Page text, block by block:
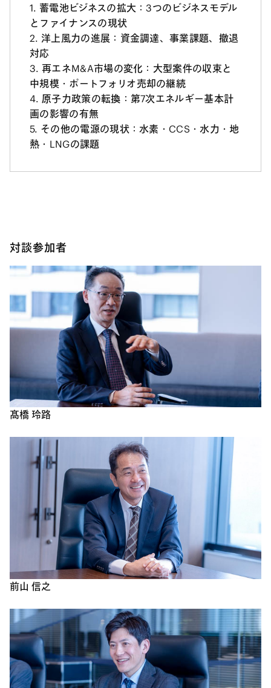
蓄電池ビジネスの拡大：3つのビジネスモデル
とファイナンスの現状
洋上風力の進展：資金調達、事業課題、撤退
対応
再エネM&A市場の変化：大型案件の収束と
中規模・ポートフォリオ売却の継続
原子力政策の転換：第7次エネルギー基本計
画の影響の有無
その他の電源の現状：水素・CCS・水力・地
熱・LNGの課題
対談参加者
髙橋 玲路
前山 信之